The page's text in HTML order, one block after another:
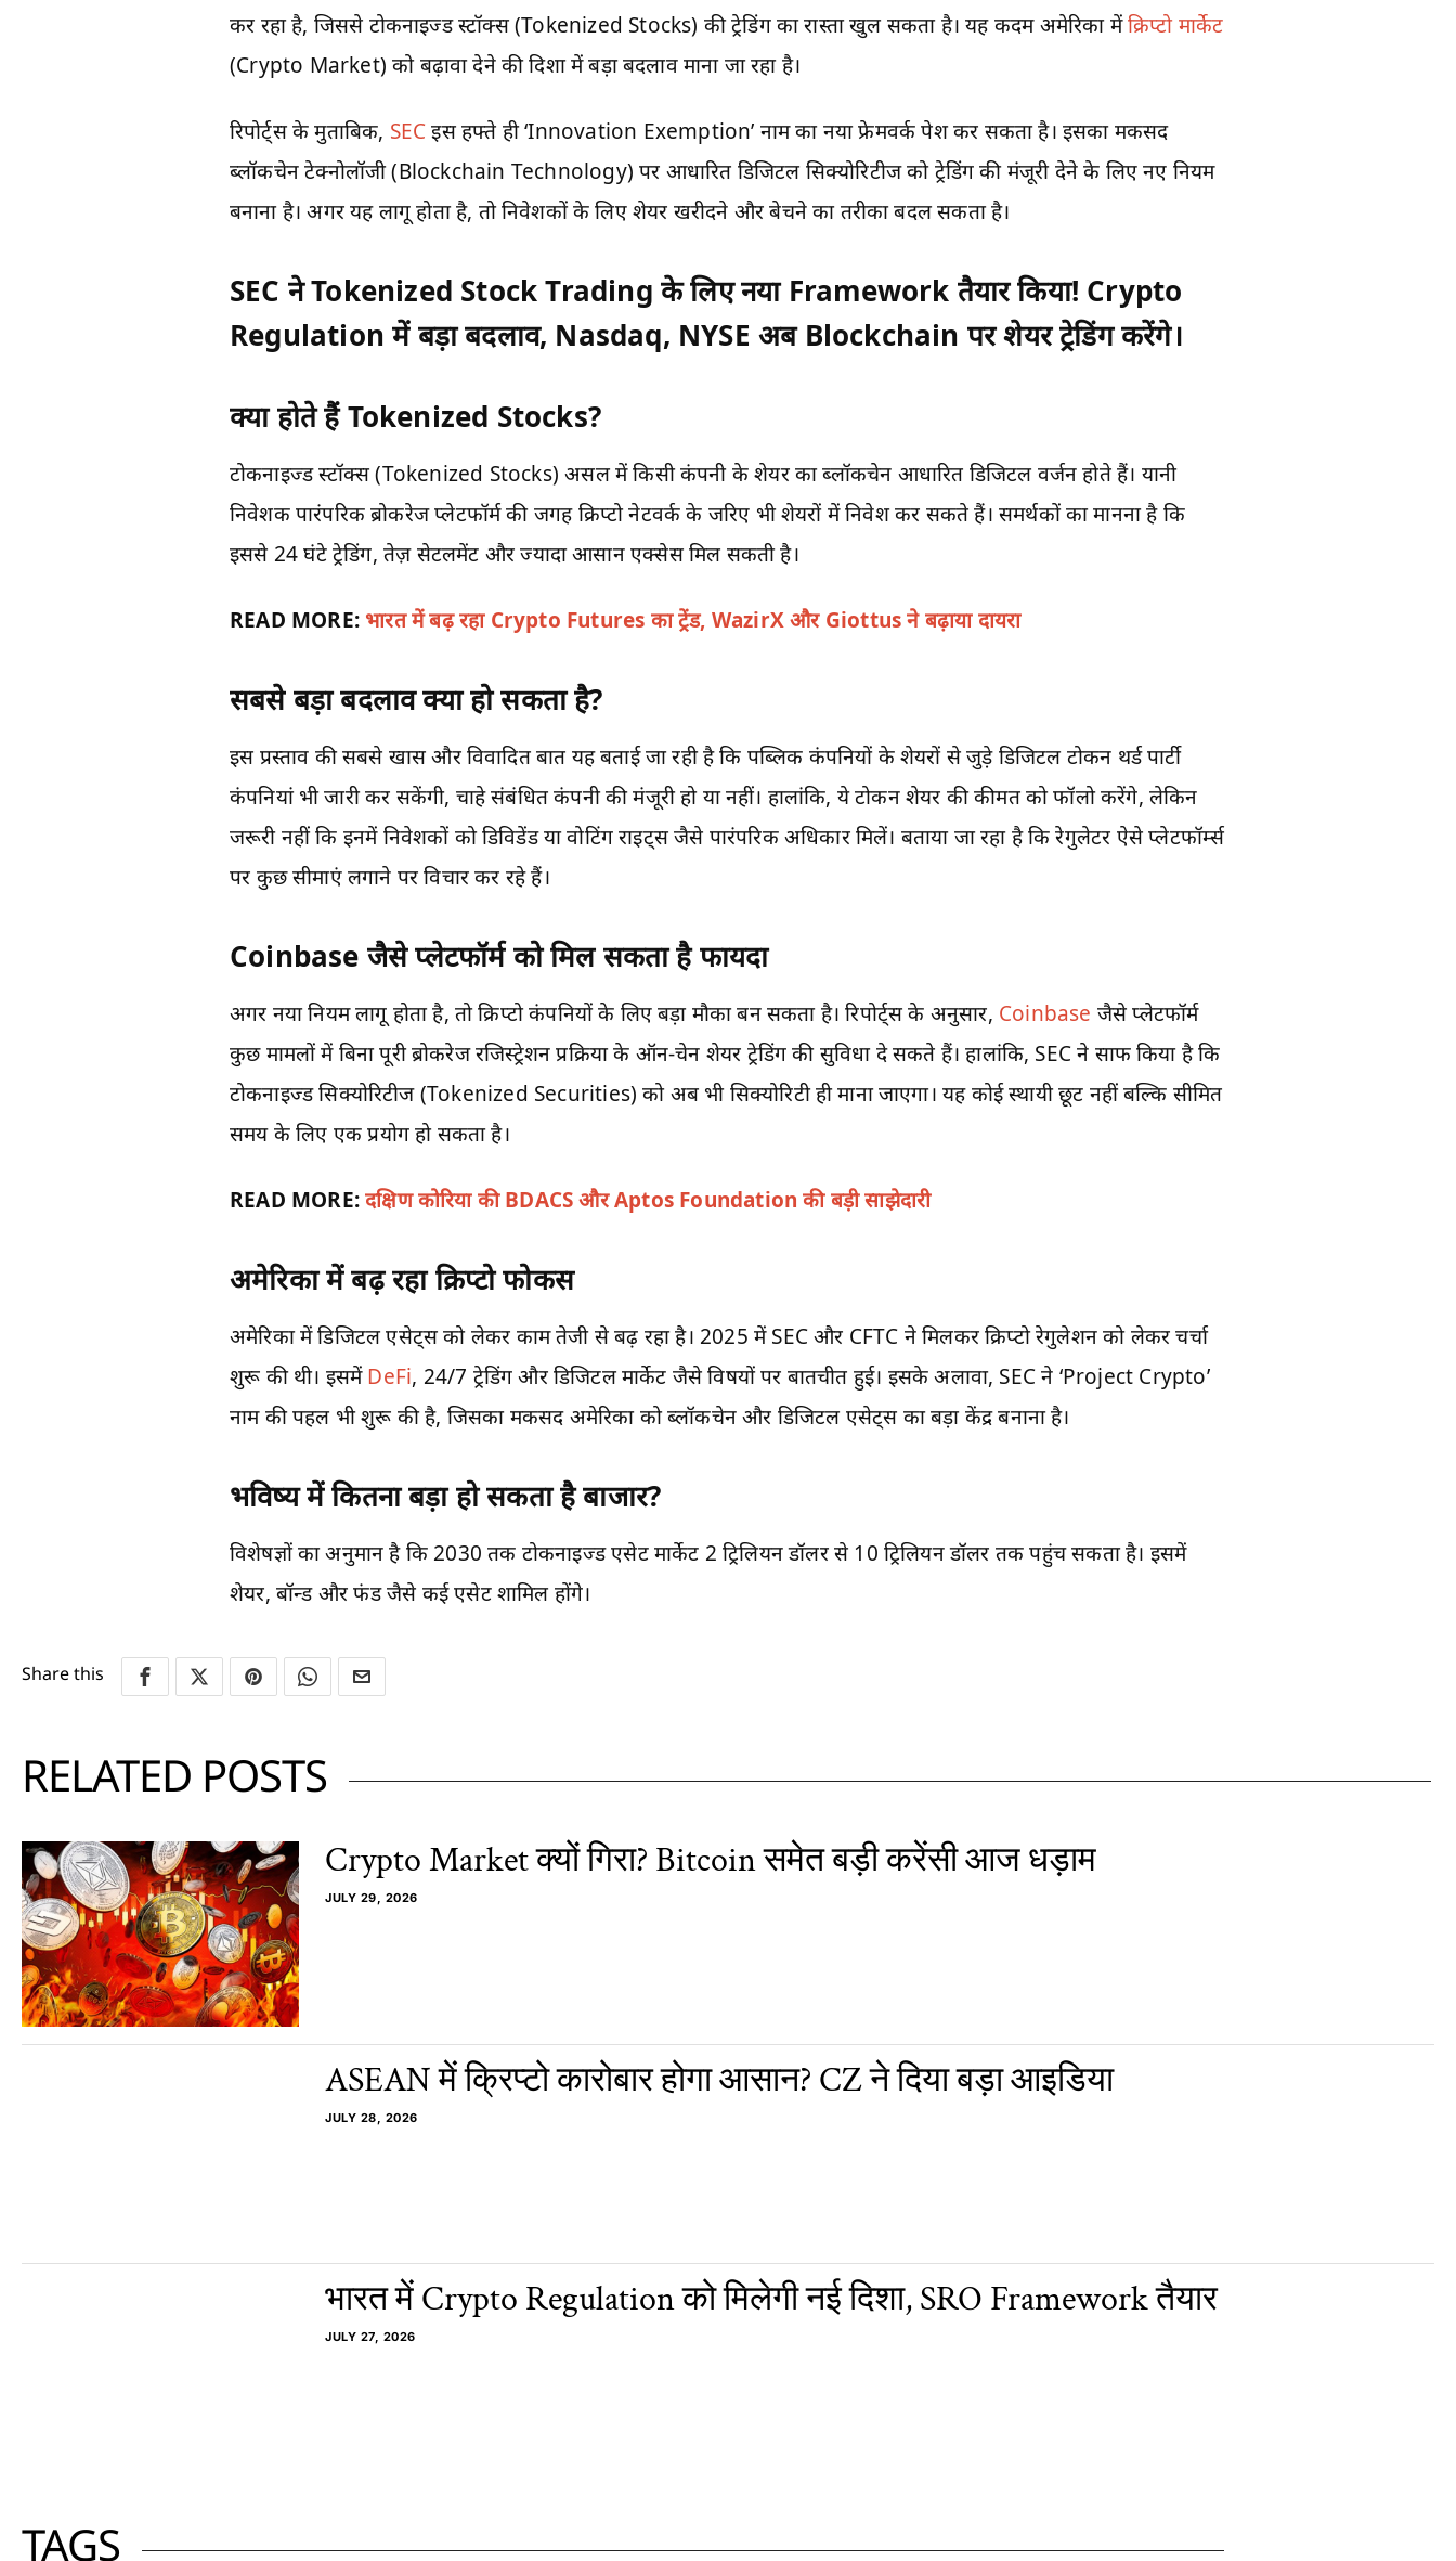
कर रहा है, जिससे टोकनाइज्ड स्टॉक्स (Tokenized Stocks) की ट्रेडिंग का रास्ता खुल सकता है। यह कदम अमेरिका मेंक्रिप्टो मार्केट
(Crypto Market) को बढ़ावा देने की दिशा में बड़ा बदलाव माना जा रहा है।
रिपोर्ट्स के मुताबिक, SEC इस हफ्ते ही ‘Innovation Exemption’ नाम का नया फ्रेमवर्क पेश कर सकता है। इसका मकसद
ब्लॉकचेन टेक्नोलॉजी (Blockchain Technology) पर आधारित डिजिटल सिक्योरिटीज को ट्रेडिंग की मंजूरी देने के लिए नए नियम
बनाना है। अगर यह लागू होता है, तो निवेशकों के लिए शेयर खरीदने और बेचने का तरीका बदल सकता है।
SEC ने Tokenized Stock Trading के लिए नया Framework तैयार किया! Crypto
Regulation में बड़ा बदलाव, Nasdaq, NYSE अब Blockchain पर शेयर ट्रेडिंग करेंगे।
क्या होते हैं Tokenized Stocks?
टोकनाइज्ड स्टॉक्स (Tokenized Stocks) असल में किसी कंपनी के शेयर का ब्लॉकचेन आधारित डिजिटल वर्जन होते हैं। यानी
निवेशक पारंपरिक ब्रोकरेज प्लेटफॉर्म की जगह क्रिप्टो नेटवर्क के जरिए भी शेयरों में निवेश कर सकते हैं। समर्थकों का मानना है कि
इससे 24 घंटे ट्रेडिंग, तेज़ सेटलमेंट और ज्यादा आसान एक्सेस मिल सकती है।
READ MORE: भारत में बढ़ रहा Crypto Futures का ट्रेंड, WazirX और Giottus ने बढ़ाया दायरा
सबसे बड़ा बदलाव क्या हो सकता है?
इस प्रस्ताव की सबसे खास और विवादित बात यह बताई जा रही है कि पब्लिक कंपनियों के शेयरों से जुड़े डिजिटल टोकन थर्ड पार्टी
कंपनियां भी जारी कर सकेंगी, चाहे संबंधित कंपनी की मंजूरी हो या नहीं। हालांकि, ये टोकन शेयर की कीमत को फॉलो करेंगे, लेकिन
जरूरी नहीं कि इनमें निवेशकों को डिविडेंड या वोटिंग राइट्स जैसे पारंपरिक अधिकार मिलें। बताया जा रहा है कि रेगुलेटर ऐसे प्लेटफॉर्म्स
पर कुछ सीमाएं लगाने पर विचार कर रहे हैं।
Coinbase जैसे प्लेटफॉर्म को मिल सकता है फायदा
अगर नया नियम लागू होता है, तो क्रिप्टो कंपनियों के लिए बड़ा मौका बन सकता है। रिपोर्ट्स के अनुसार, Coinbase जैसे प्लेटफॉर्म
कुछ मामलों में बिना पूरी ब्रोकरेज रजिस्ट्रेशन प्रक्रिया के ऑन-चेन शेयर ट्रेडिंग की सुविधा दे सकते हैं। हालांकि, SEC ने साफ किया है कि
टोकनाइज्ड सिक्योरिटीज (Tokenized Securities) को अब भी सिक्योरिटी ही माना जाएगा। यह कोई स्थायी छूट नहीं बल्कि सीमित
समय के लिए एक प्रयोग हो सकता है।
READ MORE:दक्षिण कोरिया की BDACS और Aptos Foundation की बड़ी साझेदारी
अमेरिका में बढ़ रहा क्रिप्टो फोकस
अमेरिका में डिजिटल एसेट्स को लेकर काम तेजी से बढ़ रहा है। 2025 में SEC और CFTC ने मिलकर क्रिप्टो रेगुलेशन को लेकर चर्चा
शुरू की थी। इसमेंDeFi, 24/7 ट्रेडिंग और डिजिटल मार्केट जैसे विषयों पर बातचीत हुई। इसके अलावा, SEC ने ‘Project Crypto’
नाम की पहल भी शुरू की है, जिसका मकसद अमेरिका को ब्लॉकचेन और डिजिटल एसेट्स का बड़ा केंद्र बनाना है।
भविष्य में कितना बड़ा हो सकता है बाजार?
विशेषज्ञों का अनुमान है कि 2030 तक टोकनाइज्ड एसेट मार्केट 2 ट्रिलियन डॉलर से 10 ट्रिलियन डॉलर तक पहुंच सकता है। इसमें
शेयर, बॉन्ड और फंड जैसे कई एसेट शामिल होंगे।
Share this
RELATED POSTS
Crypto Market क्यों गिरा? Bitcoin समेत बड़ी करेंसी आज धड़ाम
JULY 29, 2026
ASEAN में क्रिप्टो कारोबार होगा आसान? CZ ने दिया बड़ा आइडिया
JULY 28, 2026
भारत में Crypto Regulation को मिलेगी नई दिशा, SRO Framework तैयार
JULY 27, 2026